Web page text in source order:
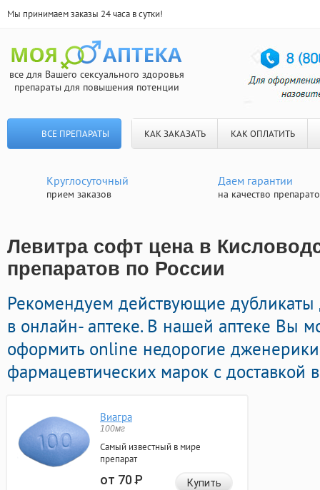
Мы принимаем заказы 24 часа в сутки!
все для Вашего сексуального здоровья
препараты для повышения потенции
ВСЕ ПРЕПАРАТЫ КАК ЗАКАЗАТЬ КАК ОПЛАТИТЬ
Круглосуточный
прием заказов
Даем гарантии
на качество
Левитра софт цена в
препаратов по России
Рекомендуем действующие
в онлайн- аптеке. В нашей аптеке Вы
оформить online недорогие
фармацевтических марок с доставкой
Виагра
100мг
Самый известный в мире
препарат
от 70Р Купить